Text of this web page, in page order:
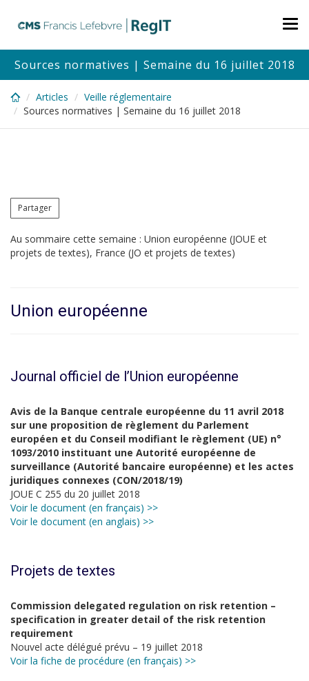
content
Sources normatives | Semaine du 16 juillet 2018
Articles
Veille réglementaire
Sources normatives | Semaine du 16 juillet 2018
Partager
Au sommaire cette semaine : Union européenne (JOUE et
projets de textes), France (JO et projets de textes)
Union européenne
Journal officiel de l’Union européenne
Avis de la Banque centrale européenne du 11 avril 2018
sur une proposition de règlement du Parlement
européen et du Conseil modifiant le règlement (UE) n°
1093/2010 instituant une Autorité européenne de
surveillance (Autorité bancaire européenne) et les actes
juridiques connexes (CON/2018/19)
JOUE C 255 du 20 juillet 2018
Voir le document (en français) >>
Voir le document (en anglais) >>
Projets de textes
Commission delegated regulation on risk retention –
specification in greater detail of the risk retention
requirement
Nouvel acte délégué prévu – 19 juillet 2018
Voir la fiche de procédure (en français) >>